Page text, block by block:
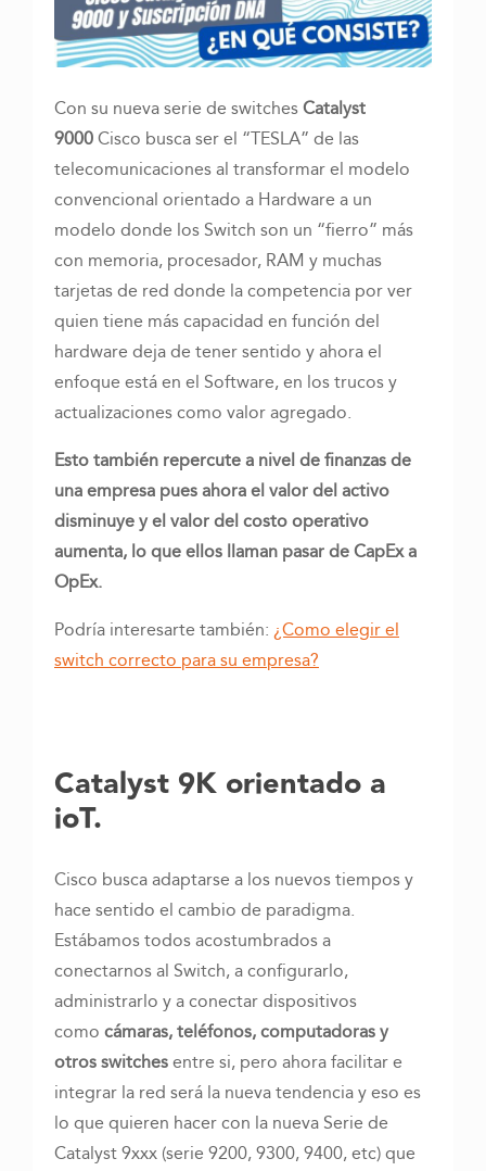
Con su nueva serie de switchesCatalyst
9000Cisco busca ser el “TESLA” de las
telecomunicaciones al transformar el modelo
convencional orientado a Hardware a un
modelo donde los Switch son un “fierro” más
con memoria, procesador, RAM y muchas
tarjetas de red donde la competencia por ver
quien tiene más capacidad en función del
hardware deja de tener sentido y ahora el
enfoque está en el Software, en los trucos y
actualizaciones como valor agregado.
Esto también repercute a nivel de finanzas de
una empresa pues ahora el valor del activo
disminuye y el valor del costo operativo
aumenta, lo que ellos llaman pasar de CapEx a
OpEx.
Podría interesarte también: ¿Como elegir el
switch correcto para su empresa?
Catalyst 9K orientado a
ioT.
Cisco busca adaptarse a los nuevos tiempos y
hace sentido el cambio de paradigma.
Estábamos todos acostumbrados a
conectarnos al Switch, a configurarlo,
administrarlo y a conectar dispositivos
como cámaras, teléfonos, computadoras y
otros switchesentre si, pero ahora facilitar e
integrar la red será la nueva tendencia y eso es
lo que quieren hacer con la nueva Serie de
Catalyst 9xxx (serie 9200, 9300, 9400, etc) que